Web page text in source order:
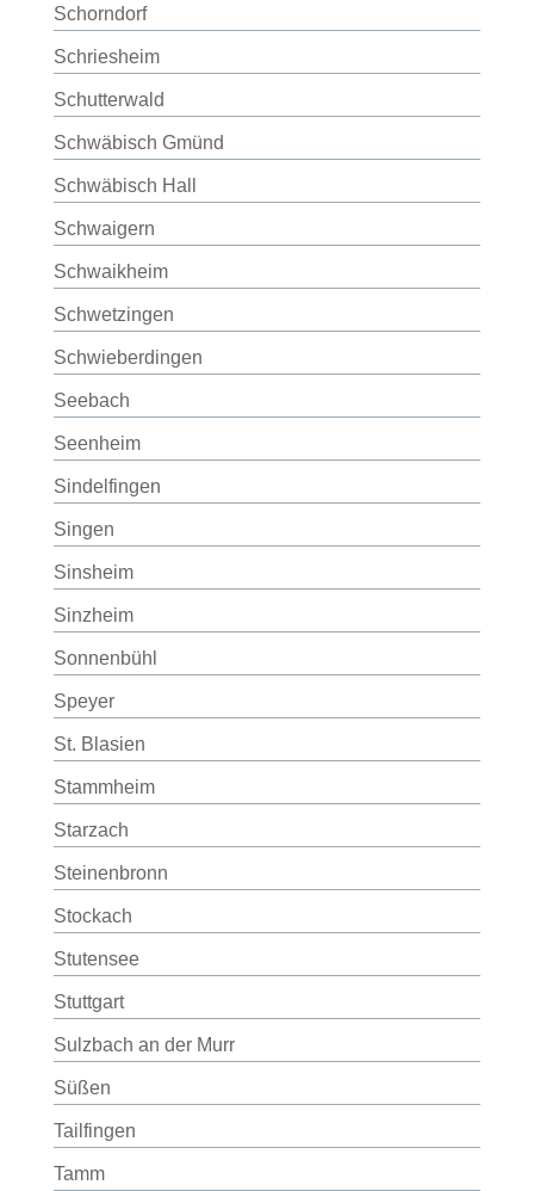
Schorndorf
Schriesheim
Schutterwald
Schwäbisch Gmünd
Schwäbisch Hall
Schwaigern
Schwaikheim
Schwetzingen
Schwieberdingen
Seebach
Seenheim
Sindelfingen
Singen
Sinsheim
Sinzheim
Sonnenbühl
Speyer
St. Blasien
Stammheim
Starzach
Steinenbronn
Stockach
Stutensee
Stuttgart
Sulzbach an der Murr
Süßen
Tailfingen
Tamm